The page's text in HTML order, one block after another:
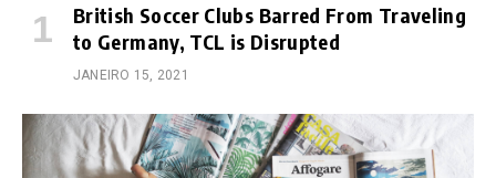
British Soccer Clubs Barred From Traveling
to Germany, TCL is Disrupted
JANEIRO 15, 2021